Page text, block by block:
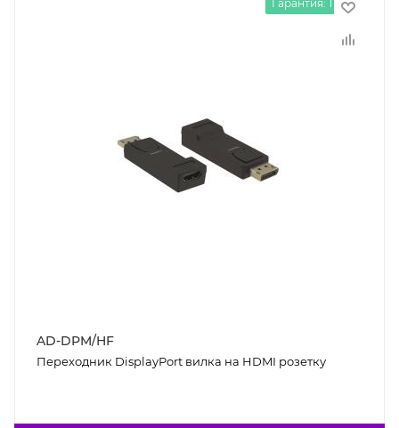
Гарантия: 1 год
AD-DPM/HF
Переходник DisplayPort вилка на HDMI розетку